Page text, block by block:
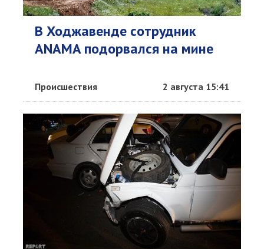
В Ходжавенде сотрудник
ANAMA подорвался на мине
Происшествия 2 августа 15:41